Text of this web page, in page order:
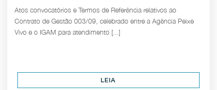
Atos convocatórios e Termos de Referência relativos ao
Contrato de Gestão 003/09, celebrado entre a Agência Peixe
Vivo e o IGAM para atendimento [...]
LEIA